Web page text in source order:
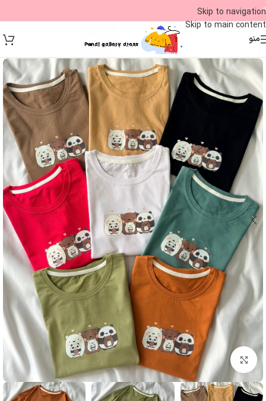
Skip to navigation
Skip to main content
09
منو
بزرگنمایی تصویر